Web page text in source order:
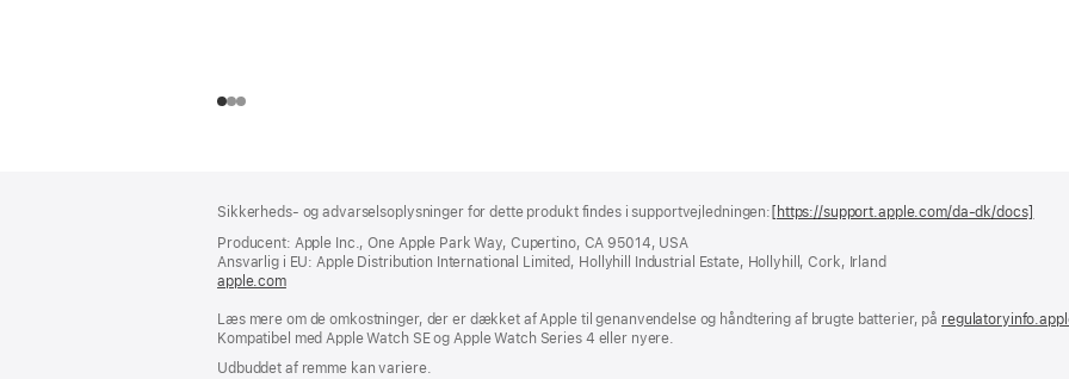
Sikkerheds- og advarselsoplysninger for dette produkt findes i supportvejledningen: [https://support.apple.com/da-dk/docs]
Producent: Apple Inc., One Apple Park Way, Cupertino, CA 95014, USA
Ansvarlig i EU: Apple Distribution International Limited, Hollyhill Industrial Estate, Hollyhill, Cork, Irland
apple.com(åbner
et
nyt
vindue)
Læs mere om de omkostninger, der er dækket af Apple til genanvendelse og håndtering af brugte batterier, på
Kompatibel med Apple Watch SE og Apple Watch Series 4 eller nyere.
Udbuddet af remme kan variere.